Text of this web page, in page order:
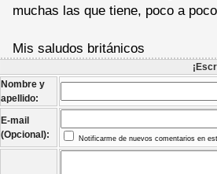
muchas las que tiene, poco a
Mis saludos británicos
Nombre y
apellido:
E-mail
(Opcional):
Notificarme de nuevos comentarios en